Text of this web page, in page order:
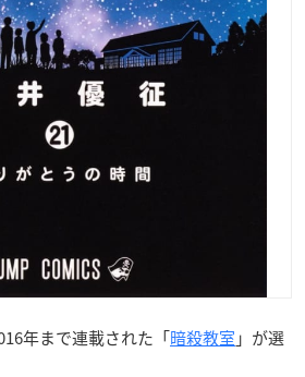
年まで連載された「暗殺教室 」が選